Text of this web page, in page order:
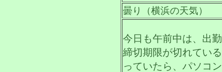
曇り（横浜の天気）
今日も午前中は、出
締切期限が切れてい
っていたら、パソコ